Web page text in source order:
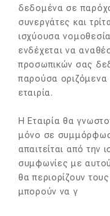
δεδομένα σε
συνεργάτες και
ισχύουσα
ενδέχεται να
προσωπικών σας
παρούσα οριζόμενα
εταιρία.
Η Εταιρία θα
μόνο σε
απαιτείται από την
συμφωνίες με
θα περιορίζουν
μπορούν να γ